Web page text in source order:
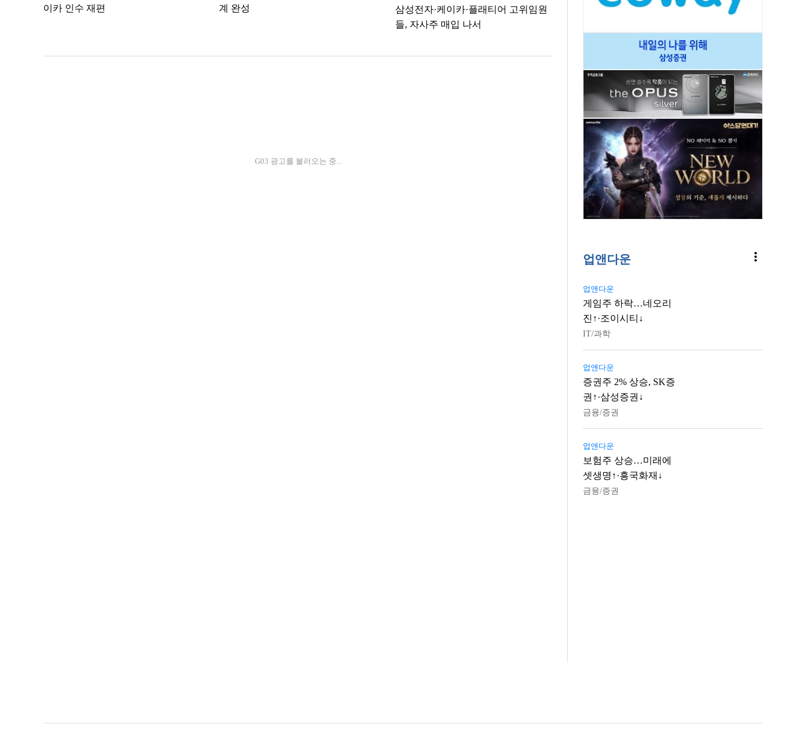
이카 인수 재편
계 완성
삼성전자·케이카·플래티어 고위임원
들, 자사주 매입 나서
G03 광고를 불러오는 중...
업앤다운 more_vert
업앤다운
게임주 하락…네오리
진↑·조이시티↓
IT/과학
업앤다운
증권주 2% 상승, SK증
권↑·삼성증권↓
금융/증권
업앤다운
보험주 상승…미래에
셋생명↑·흥국화재↓
금융/증권